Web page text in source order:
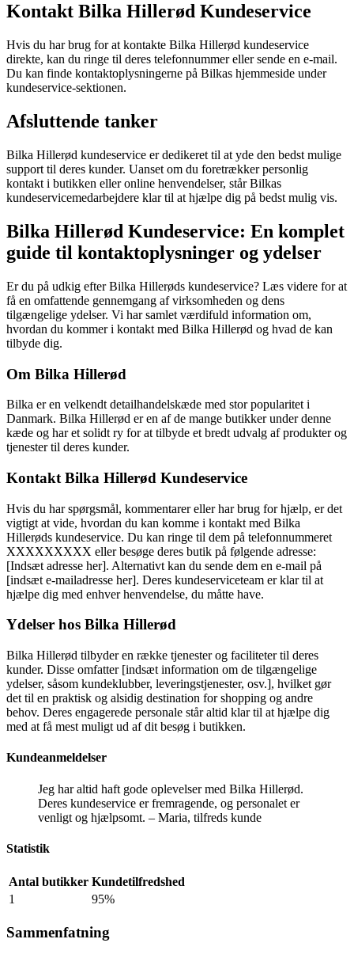
Kontakt Bilka Hillerød Kundeservice
Hvis du har brug for at kontakte Bilka Hillerød kundeservice
direkte, kan du ringe til deres telefonnummer eller sende en e-mail.
Du kan finde kontaktoplysningerne på Bilkas hjemmeside under
kundeservice-sektionen.
Afsluttende tanker
Bilka Hillerød kundeservice er dedikeret til at yde den bedst mulige
support til deres kunder. Uanset om du foretrækker personlig
kontakt i butikken eller online henvendelser, står Bilkas
kundeservicemedarbejdere klar til at hjælpe dig på bedst mulig vis.
Bilka Hillerød Kundeservice: En komplet
guide til kontaktoplysninger og ydelser
Er du på udkig efter Bilka Hillerøds kundeservice? Læs videre for at
få en omfattende gennemgang af virksomheden og dens
tilgængelige ydelser. Vi har samlet værdifuld information om,
hvordan du kommer i kontakt med Bilka Hillerød og hvad de kan
tilbyde dig.
Om Bilka Hillerød
Bilka er en velkendt detailhandelskæde med stor popularitet i
Danmark. Bilka Hillerød er en af ​​de mange butikker under denne
kæde og har et solidt ry for at tilbyde et bredt udvalg af produkter og
tjenester til deres kunder.
Kontakt Bilka Hillerød Kundeservice
Hvis du har spørgsmål, kommentarer eller har brug for hjælp, er det
vigtigt at vide, hvordan du kan komme i kontakt med Bilka
Hillerøds kundeservice. Du kan ringe til dem på telefonnummeret
XXXXXXXXX eller besøge deres butik på følgende adresse:
[Indsæt adresse her]. Alternativt kan du sende dem en e-mail på
[indsæt e-mailadresse her]. Deres kundeserviceteam er klar til at
hjælpe dig med enhver henvendelse, du måtte have.
Ydelser hos Bilka Hillerød
Bilka Hillerød tilbyder en række tjenester og faciliteter til deres
kunder. Disse omfatter [indsæt information om de tilgængelige
ydelser, såsom kundeklubber, leveringstjenester, osv.], hvilket gør
det til en praktisk og alsidig destination for shopping og andre
behov. Deres engagerede personale står altid klar til at hjælpe dig
med at få mest muligt ud af dit besøg i butikken.
Kundeanmeldelser
Jeg har altid haft gode oplevelser med Bilka Hillerød.
Deres kundeservice er fremragende, og personalet er
venligt og hjælpsomt. – Maria, tilfreds kunde
Statistik
Antal butikker Kundetilfredshed
1
95%
Sammenfatning